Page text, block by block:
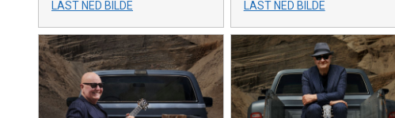
LAST NED BILDE LAST NED BILDE